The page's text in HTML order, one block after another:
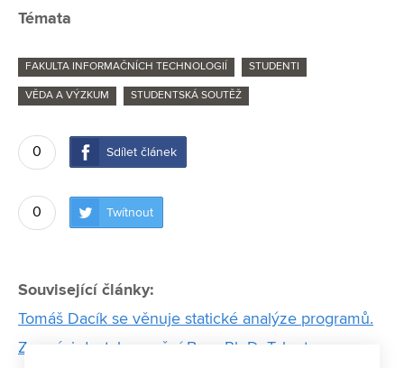
Témata
FAKULTA INFORMAČNÍCH TECHNOLOGIÍ STUDENTI
VĚDA A VÝZKUM STUDENTSKÁ SOUTĚŽ
0 Sdílet článek
0 Twítnout
Související články:
Tomáš Dacík se věnuje statické analýze programů.
Za práci dostal ocenění Brno Ph.D. Talent